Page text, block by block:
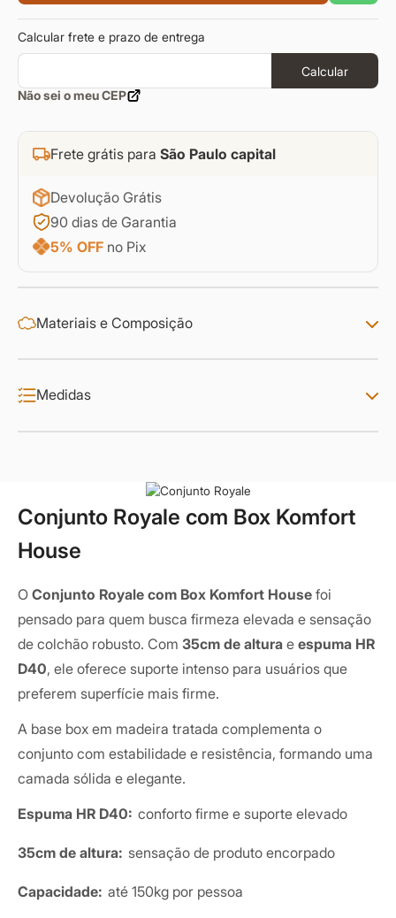
Calcular frete e prazo de entrega
Calcular
Não sei o meu CEP
Frete grátis para São Paulo capital
Devolução Grátis
90 dias de Garantia
5% OFF no Pix
Materiais e Composição
Medidas
Conjunto Royale com Box Komfort
House
O Conjunto Royale com Box Komfort House foi
pensado para quem busca firmeza elevada e sensação
de colchão robusto. Com 35cm de altura e espuma HR
D40, ele oferece suporte intenso para usuários que
preferem superfície mais firme.
A base box em madeira tratada complementa o
conjunto com estabilidade e resistência, formando uma
camada sólida e elegante.
Espuma HR D40: conforto firme e suporte elevado
35cm de altura: sensação de produto encorpado
Capacidade: até 150kg por pessoa